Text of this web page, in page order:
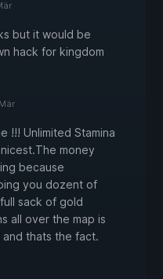
but it would be
hack for kingdom
!!! Unlimited Stamina
money
because
you dozent of
sack of gold
all over the map is
thats the fact.